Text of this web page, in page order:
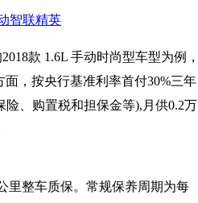
智联精英
款 1.6L 手动时尚型车型为例，
，按央行基准利率首付30%三年
、购置税和担保金等),月供0.2万
里整车质保。常规保养周期为每